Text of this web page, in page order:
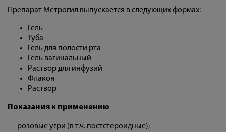
Препарат Метрогил выпускается в следующих формах:
Гель
Туба
Гель для полости рта
Гель вагинальный
Раствор для инфузий
Флакон
Раствор
Показания к применению
— розовые угри (в т.ч. постстероидные);